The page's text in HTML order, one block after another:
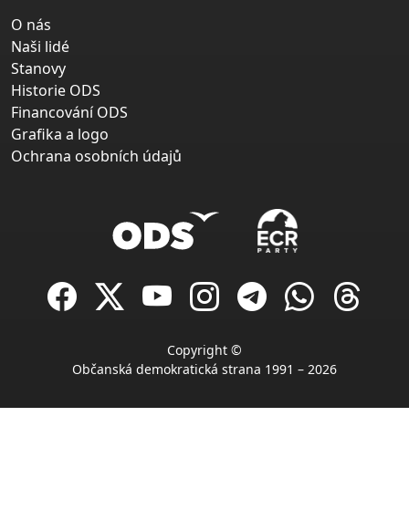
O nás
Naši lidé
Stanovy
Historie ODS
Financování ODS
Grafika a logo
Ochrana osobních údajů
Copyright ©
Občanská demokratická strana 1991 – 2026